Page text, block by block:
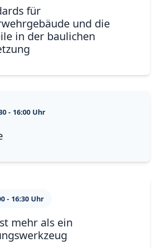
für
und die
in der baulichen
- 16:00 Uhr
- 16:30 Uhr
mehr als ein